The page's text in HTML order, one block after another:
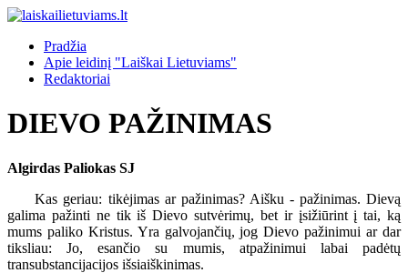
Pradžia
Apie leidinį "Laiškai Lietuviams"
Redaktoriai
DIEVO PAŽINIMAS
Algirdas Paliokas SJ
Kas geriau: tikėjimas ar pažinimas? Aišku - pažinimas. Dievą
galima pažinti ne tik iš Dievo sutvėrimų, bet ir įsižiūrint į tai, ką
mums paliko Kristus. Yra galvojančių, jog Dievo pažinimui ar dar
tiksliau: Jo, esančio su mumis, atpažinimui labai padėtų
transubstancijacijos išsiaiškinimas.